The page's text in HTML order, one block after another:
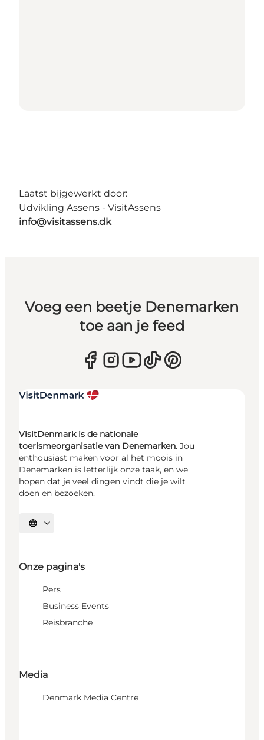
Laatst bijgewerkt door:
Udvikling Assens - VisitAssens
info@visitassens.dk
Voeg een beetje Denemarken
toe aan je feed
VisitDenmark is de nationale
toerismeorganisatie van Denemarken. Jou
enthousiast maken voor al het moois in
Denemarken is letterlijk onze taak, en we
hopen dat je veel dingen vindt die je wilt
doen en bezoeken.
Selecteer taal
Onze pagina's
Pers
Business Events
Reisbranche
Media
Denmark Media Centre